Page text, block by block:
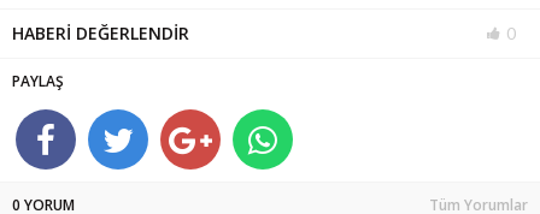
HABERİ DEĞERLENDİR 0
PAYLAŞ
0 YORUM Tüm Yorumlar